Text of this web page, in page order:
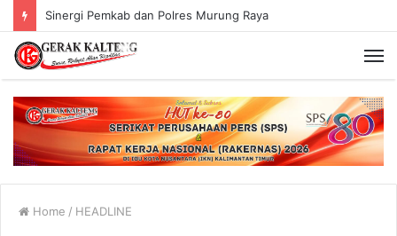
Sinergi Pemkab dan Polres Murung Raya
Home / HEADLINE